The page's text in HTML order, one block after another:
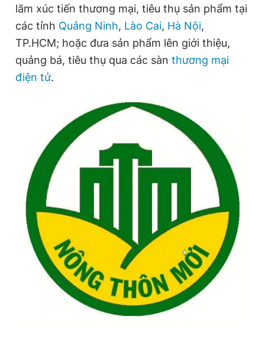
lãm xúc tiến thương mại, tiêu thụ sản phẩm tại
các tỉnh Quảng Ninh, Lào Cai, Hà Nội,
TP.HCM; hoặc đưa sản phẩm lên giới thiệu,
quảng bá, tiêu thụ qua các sàn thương mại
điện tử.